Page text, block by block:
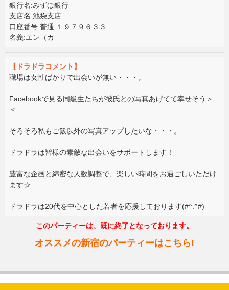
銀行名:みずほ銀行
支店名:池袋支店
口座番号:普通 １９７９６３３
名義:エン（カ
【ドラドラコメント】
職場は女性ばかりで出会いが無い・・・。
Facebookで見る同級生たちが彼氏との写真あげてて幸せそう＞
＜
そろそろ私もご飯以外の写真アップしたいな・・・。
ドラドラは皆様の素敵な出会いをサポートします！
豊富な企画と綿密な人数調整で、楽しい時間をお過ごしいただけ
ます☆
ドラドラは20代を中心とした若者を応援しております(#^.^#)
このパーティーは、既に終了となっております。
オススメの新宿のパーティーはこちら!